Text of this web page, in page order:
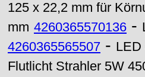
125 x 22,2 mm für
mm 4260365570136 -
4260365565507 - LED
Flutlicht Strahler 5W